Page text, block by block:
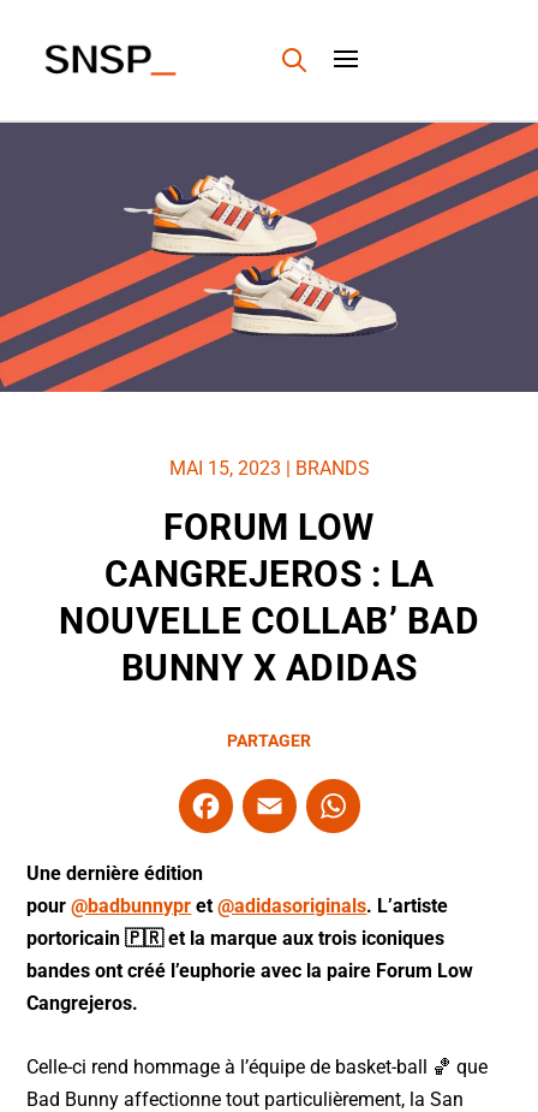
FORUM LOW
CANGREJEROS : LA
NOUVELLE COLLAB’ BAD
BUNNY X ADIDAS
MAI 15, 2023 | BRANDS
PARTAGER
F
a
e
b
o
k
E
m
l
W
s
A
p
Une dernière édition
pour@badbunnypr et@adidasoriginals. L’artiste
portoricain 🇵🇷 et la marque aux trois iconiques
bandes ont créé l’euphorie avec la paire Forum Low
Cangrejeros.
Celle-ci rend hommage à l’équipe de basket-ball 🏀 que
Bad Bunny affectionne tout particulièrement, la San